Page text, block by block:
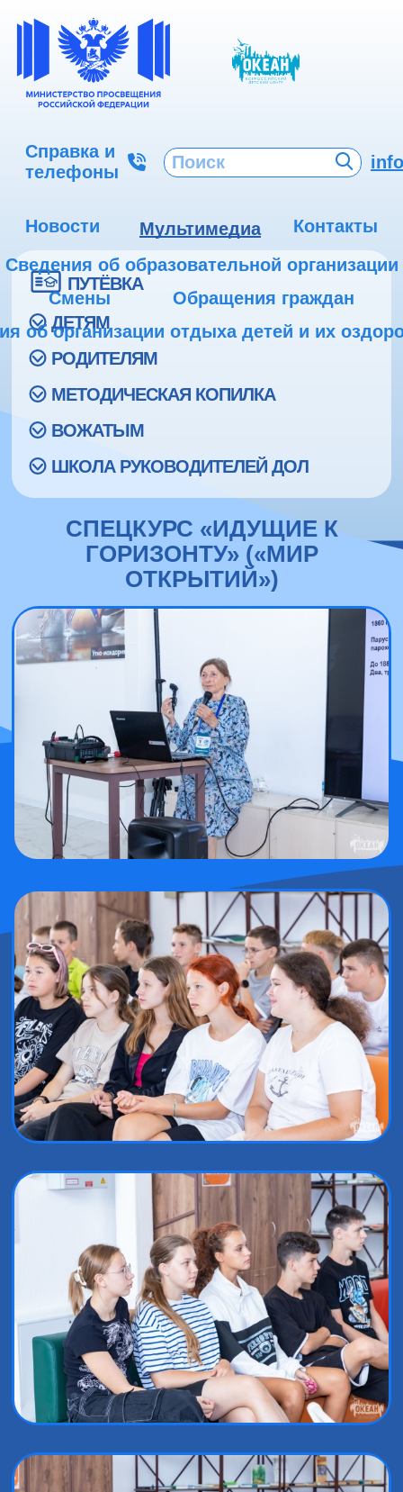
Справка и
телефоны
Новости Мультимедиа
Контакты
Сведения об образовательной организации
Смены
Обращения граждан
об организации отдыха детей и их
ПУТЁВКА
ДЕТЯМ
РОДИТЕЛЯМ
МЕТОДИЧЕСКАЯ КОПИЛКА
ВОЖАТЫМ
ШКОЛА РУКОВОДИТЕЛЕЙ ДОЛ
СПЕЦКУРС «ИДУЩИЕ К
ГОРИЗОНТУ» («МИР
ОТКРЫТИЙ»)